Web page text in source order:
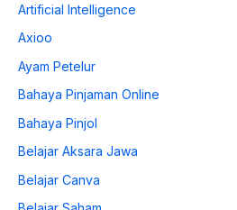
Artificial Intelligence
Axioo
Ayam Petelur
Bahaya Pinjaman Online
Bahaya Pinjol
Belajar Aksara Jawa
Belajar Canva